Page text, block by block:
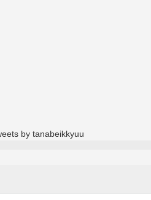
by tanabeikkyuu